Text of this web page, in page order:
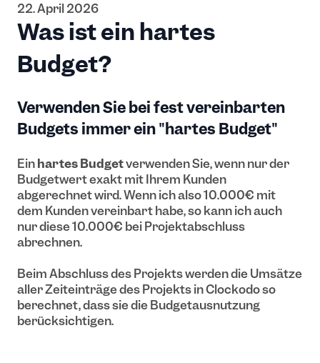
22. April 2026
Was ist ein hartes
Budget?
Verwenden Sie bei fest vereinbarten
Budgets immer ein "hartes Budget"
Einhartes Budgetverwenden Sie, wenn nur der
Budgetwert exakt mit Ihrem Kunden
abgerechnet wird. Wenn ich also 10.000€ mit
dem Kunden vereinbart habe, so kann ich auch
nur diese 10.000€ bei Projektabschluss
abrechnen.
Beim Abschluss des Projekts werden die Umsätze
aller Zeiteinträge des Projekts in Clockodo so
berechnet, dass sie die Budgetausnutzung
berücksichtigen.